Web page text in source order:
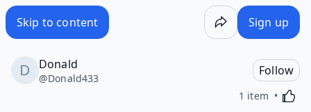
Skip to content Sign up
Donald
@Donald433
Follow
1 item